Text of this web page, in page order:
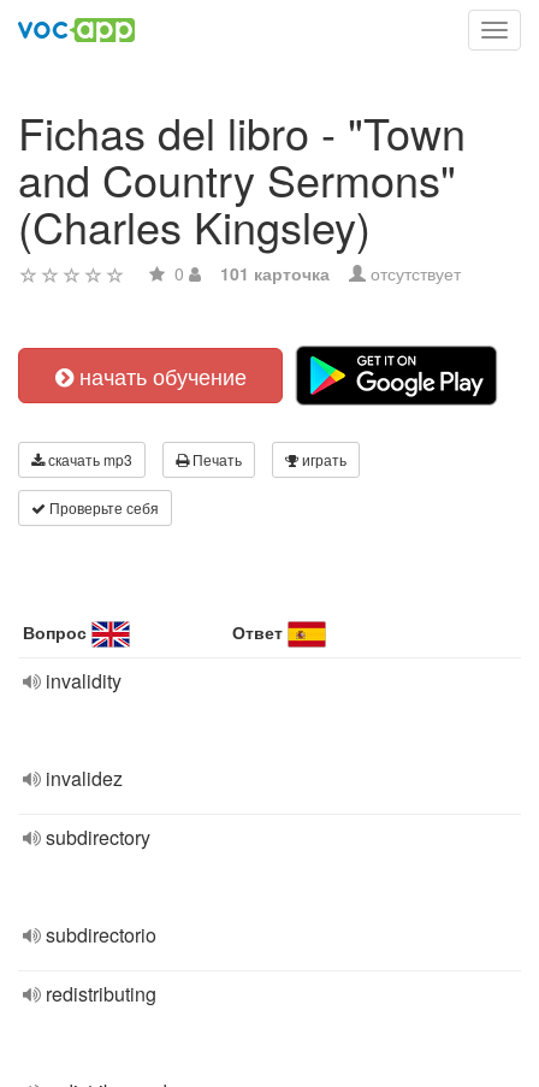
Fichas del libro - "Town
and Country Sermons"
(Charles Kingsley)
0 101 карточка отсутствует
начать обучение
скачать mp3 Печать играть
Проверьте себя
Вопрос Ответ
invalidity
invalidez
subdirectory
subdirectorio
redistributing